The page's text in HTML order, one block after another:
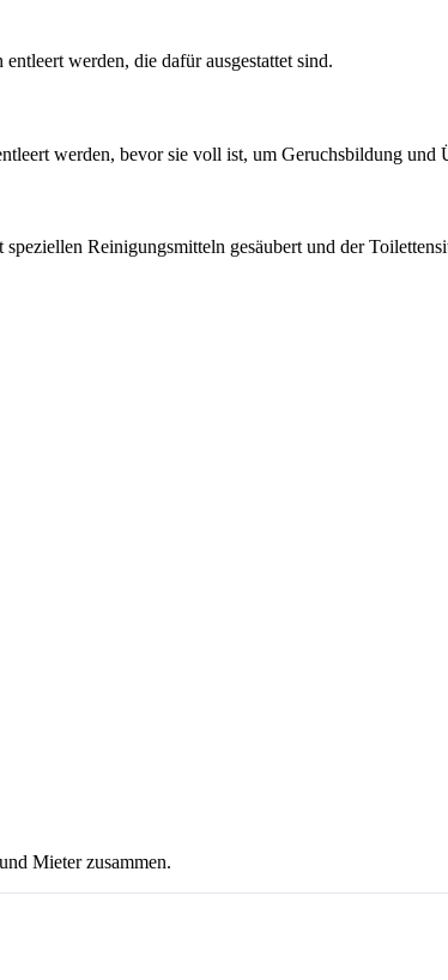
werden, die dafür ausgestattet sind.
werden, bevor sie voll ist, um Geruchsbildung und
Reinigungsmitteln gesäubert und der
Mieter zusammen.